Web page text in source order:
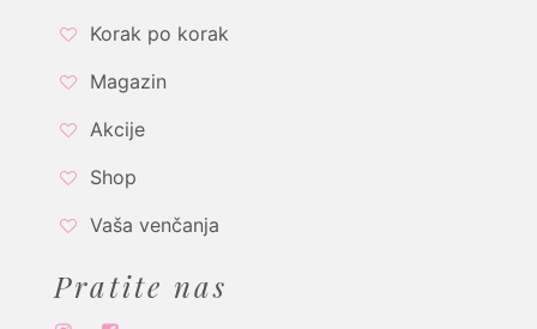
Korak po korak
Magazin
Akcije
Shop
Vaša venčanja
Pratite nas